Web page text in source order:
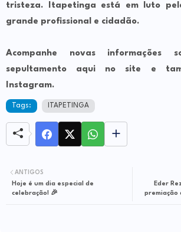
tristeza. Itapetinga está em luto
grande profissional e cidadão.
Acompanhe novas informações
sepultamento aqui no site e
Instagram.
Tags: ITAPETINGA
Eder
premiação
ANTIGOS
Hoje é um dia especial de
celebração! 🎉